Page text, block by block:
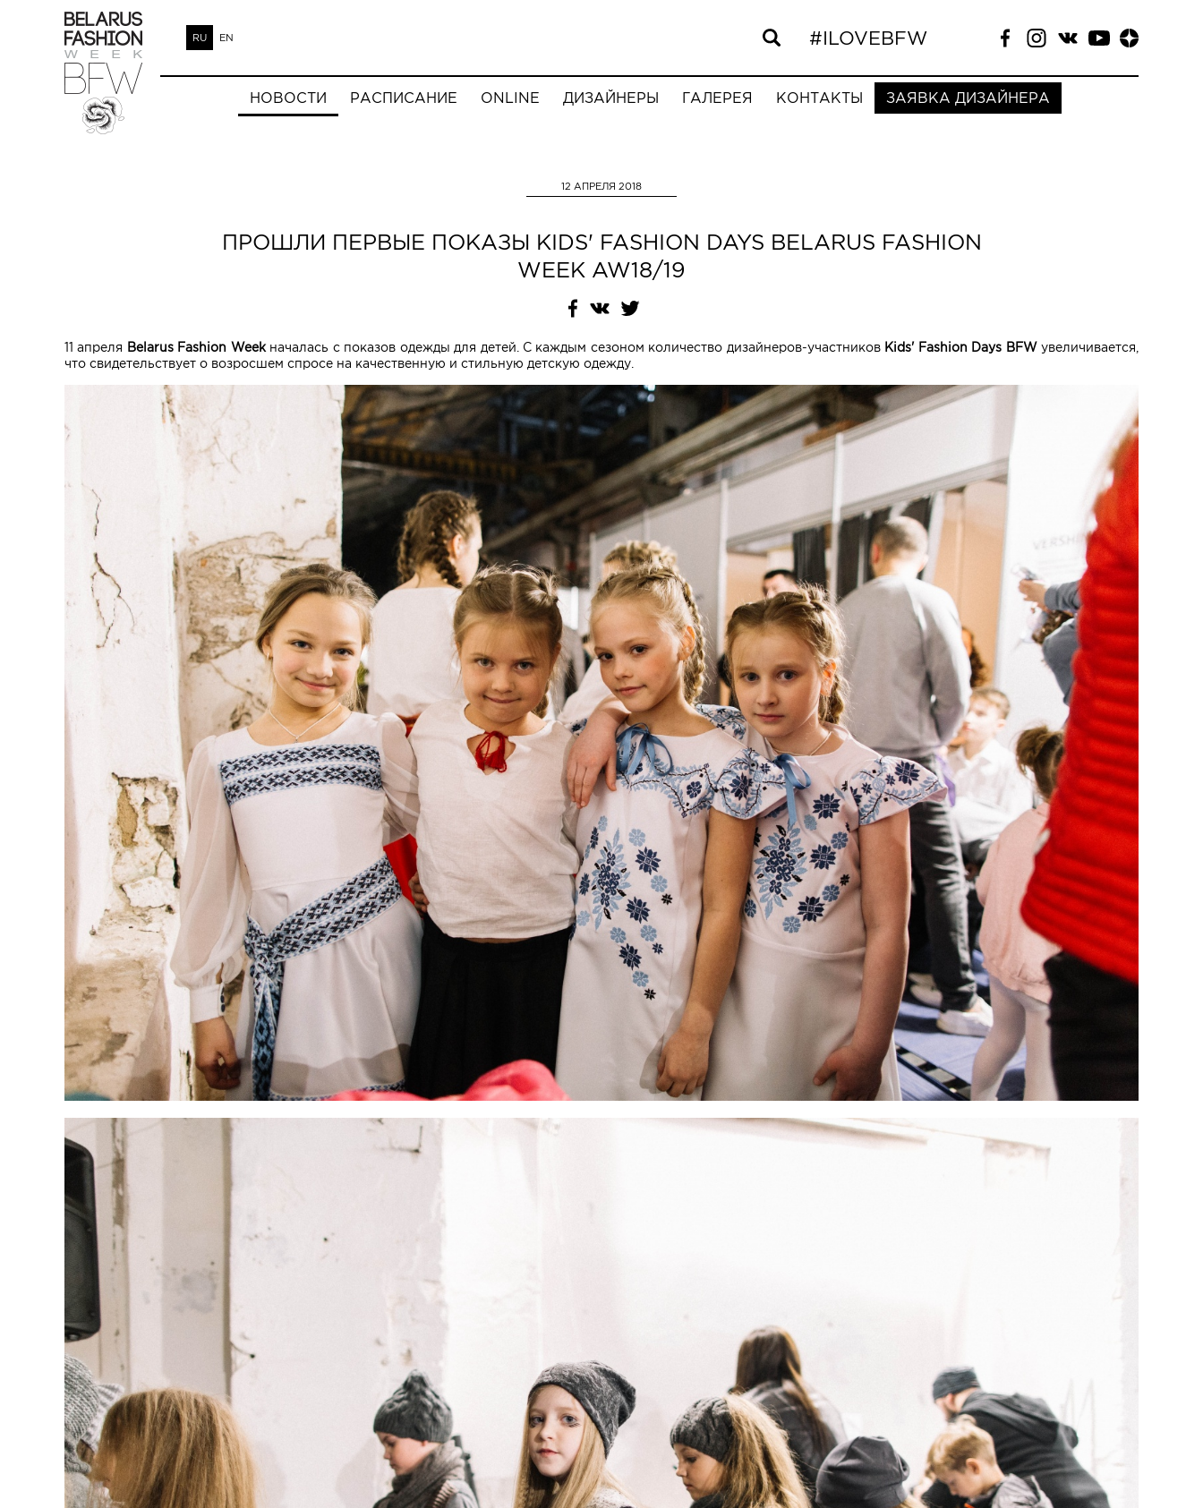
RU EN #ILOVEBFW
НОВОСТИ РАСПИСАНИЕ ONLINE ДИЗАЙНЕРЫ ГАЛЕРЕЯ КОНТАКТЫ ЗАЯВКА ДИЗАЙНЕРА
12 АПРЕЛЯ 2018
ПРОШЛИ ПЕРВЫЕ ПОКАЗЫ KIDS' FASHION DAYS BELARUS FASHION
WEEK AW18/19
11 апреля Belarus Fashion Weekначалась c показов одежды для детей. С каждым сезоном количество дизайнеров-участников Kids' Fashion Days BFWувеличивается,
что свидетельствует о возросшем спросе на качественную и стильную детскую одежду.